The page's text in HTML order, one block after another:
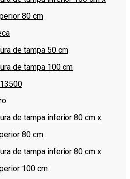
80 cm
de tampa 50 cm
de tampa 100 cm
de tampa inferior 80 cm x
80 cm
de tampa inferior 80 cm x
100 cm